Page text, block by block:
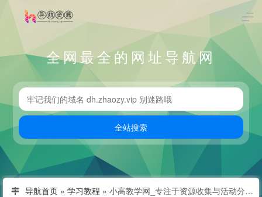
全网最全的网址导航网
导航首页 » 学习教程 » 小高教学网_专注于资源收集与活动分享_小高教程最新技术爱分享网